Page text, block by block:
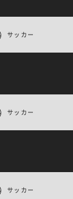
サッカー
サッカー
サッカー